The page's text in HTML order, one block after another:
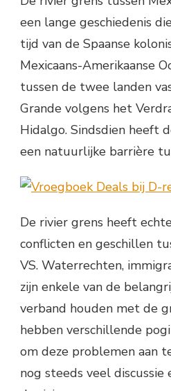
een lange geschiedenis
tijd van de Spaanse
Mexicaans-Amerikaanse
tussen de twee landen
Grande volgens het
Hidalgo. Sindsdien heeft
een natuurlijke barrière
De rivier grens heeft
conflicten en geschillen
VS. Waterrechten,
zijn enkele van de
verband houden met de
hebben verschillende
om deze problemen aan
nog steeds veel discussie